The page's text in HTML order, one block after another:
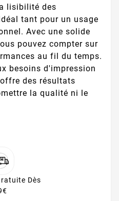
lisibilité des
tant pour un usage
Avec une solide
pouvez compter sur
au fil du temps.
besoins d'impression
des résultats
la qualité ni le
Dès